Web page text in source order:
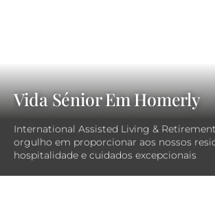
Vida Sénior Em Homerly
International Assisted Living &
orgulho em proporcionar aos nossos
hospitalidade e cuidados excepcionais